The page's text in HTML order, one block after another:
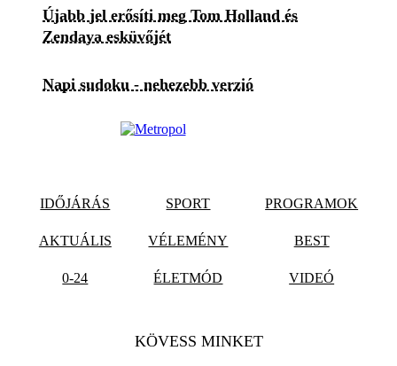
Újabb jel erősíti meg Tom Holland és
Zendaya esküvőjét
Napi sudoku - nehezebb verzió
IDŐJÁRÁS SPORT PROGRAMOK
AKTUÁLIS VÉLEMÉNY BEST
0-24 ÉLETMÓD VIDEÓ
KÖVESS MINKET